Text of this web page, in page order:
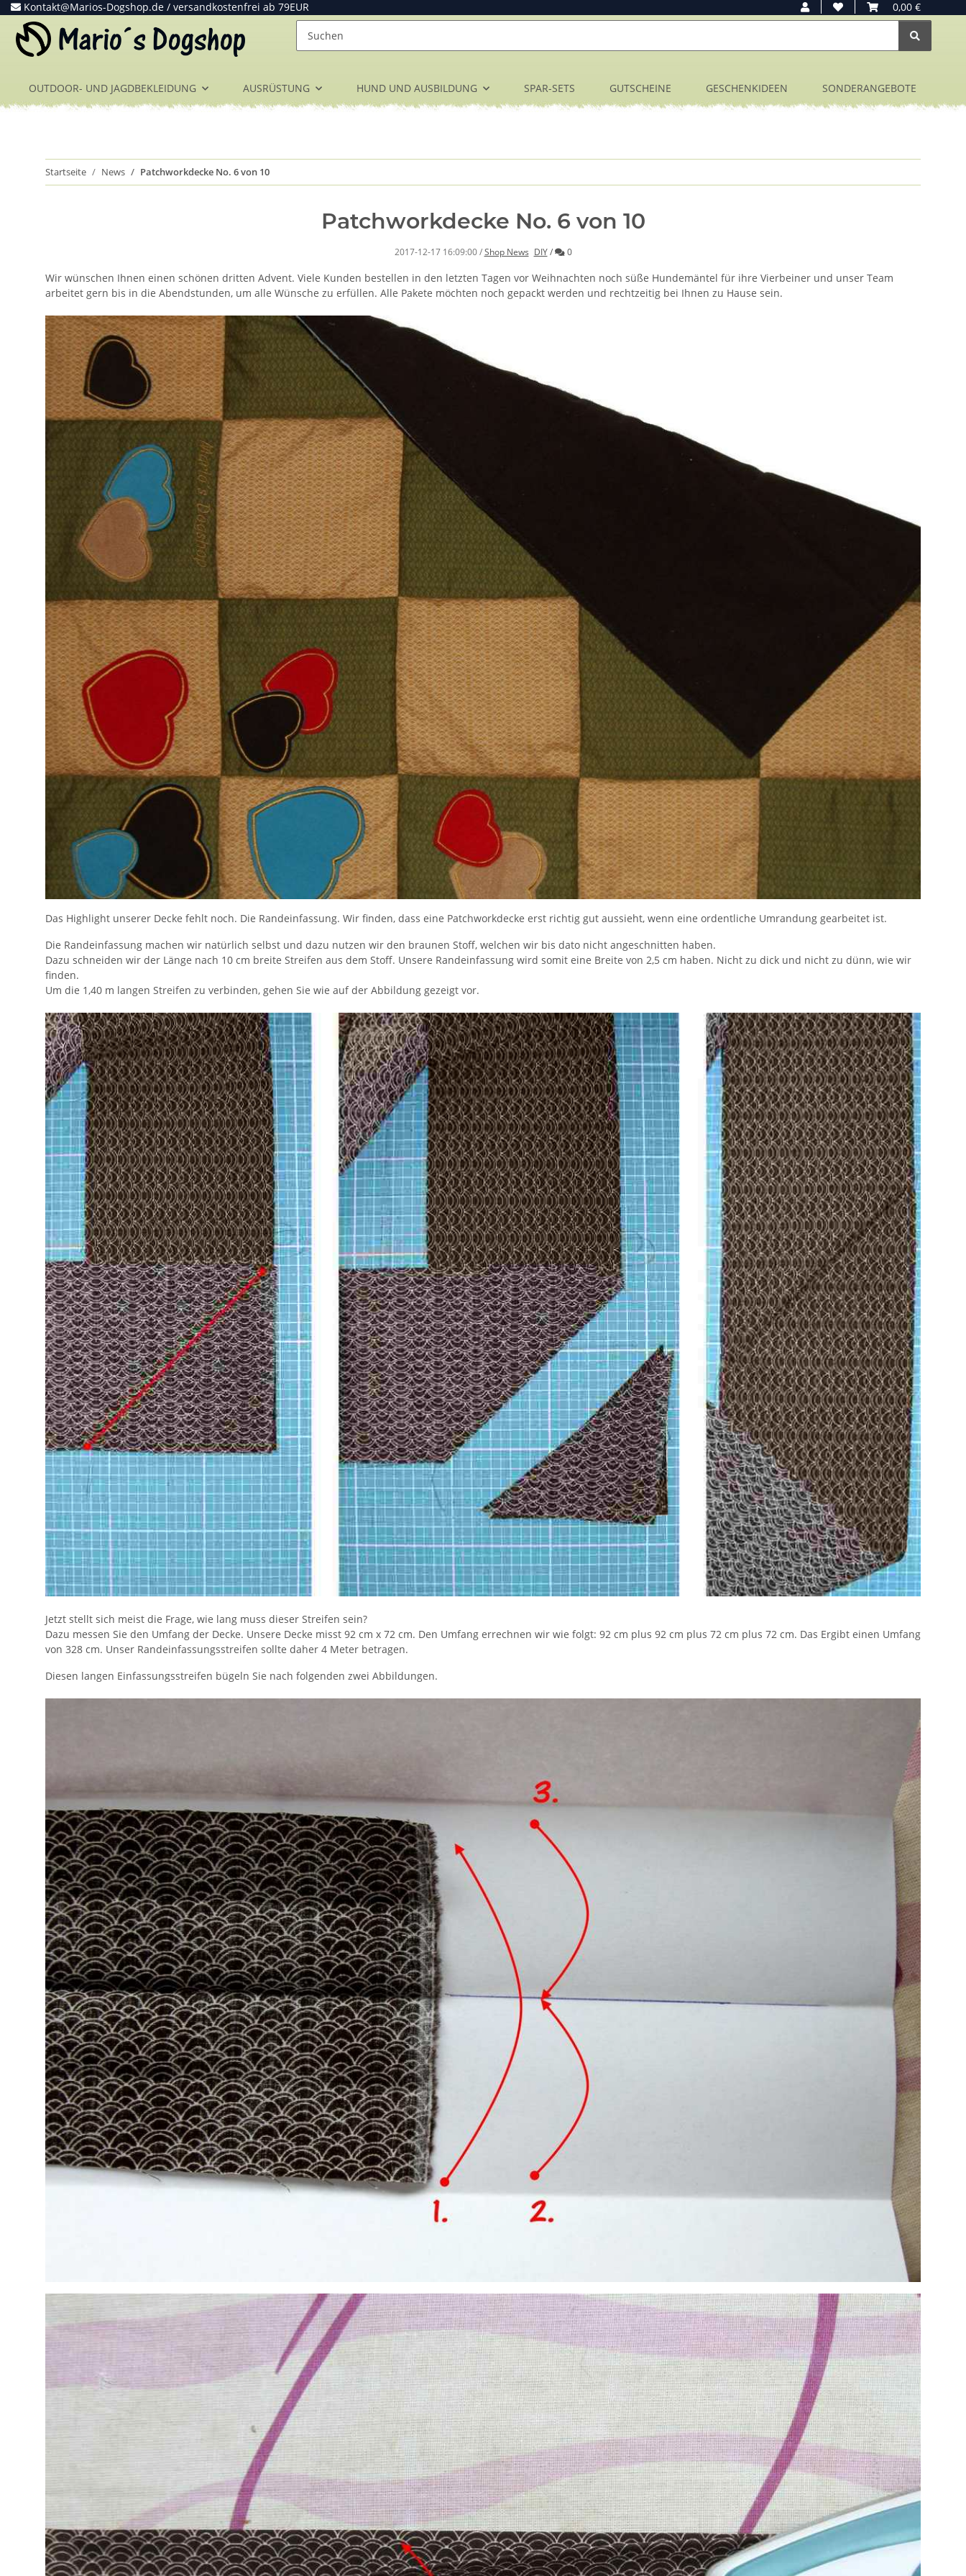
Kontakt@Marios-Dogshop.de / versandkostenfrei ab 79EUR 0,00 €
OUTDOOR- UND JAGDBEKLEIDUNG AUSRÜSTUNG HUND UND AUSBILDUNG SPAR-SETS GUTSCHEINE GESCHENKIDEEN SONDERANGEBOTE
Startseite News Patchworkdecke No. 6 von 10
Patchworkdecke No. 6 von 10
2017-12-17 16:09:00 /Shop News DIY / Kommentare
0
Wir wünschen Ihnen einen schönen dritten Advent. Viele Kunden bestellen in den letzten Tagen vor Weihnachten noch süße Hundemäntel für ihre Vierbeiner und unser Team
arbeitet gern bis in die Abendstunden, um alle Wünsche zu erfüllen. Alle Pakete möchten noch gepackt werden und rechtzeitig bei Ihnen zu Hause sein.
Das Highlight unserer Decke fehlt noch. Die Randeinfassung. Wir finden, dass eine Patchworkdecke erst richtig gut aussieht, wenn eine ordentliche Umrandung gearbeitet ist.
Die Randeinfassung machen wir natürlich selbst und dazu nutzen wir den braunen Stoff, welchen wir bis dato nicht angeschnitten haben.
Dazu schneiden wir der Länge nach 10 cm breite Streifen aus dem Stoff. Unsere Randeinfassung wird somit eine Breite von 2,5 cm haben. Nicht zu dick und nicht zu dünn, wie wir
finden.
Um die 1,40 m langen Streifen zu verbinden, gehen Sie wie auf der Abbildung gezeigt vor.
Jetzt stellt sich meist die Frage, wie lang muss dieser Streifen sein?
Dazu messen Sie den Umfang der Decke. Unsere Decke misst 92 cm x 72 cm. Den Umfang errechnen wir wie folgt: 92 cm plus 92 cm plus 72 cm plus 72 cm. Das Ergibt einen Umfang
von 328 cm. Unser Randeinfassungsstreifen sollte daher 4 Meter betragen.
Diesen langen Einfassungsstreifen bügeln Sie nach folgenden zwei Abbildungen.